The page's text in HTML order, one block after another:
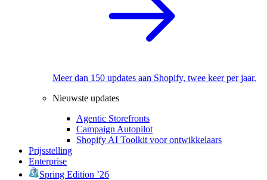
Meer dan 150 updates aan Shopify, twee keer per jaar.
Nieuwste updates
Agentic Storefronts
Campaign Autopilot
Shopify AI Toolkit voor ontwikkelaars
Prijsstelling
Enterprise
Spring Edition ’26